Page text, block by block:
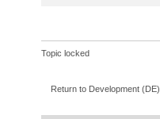
Topic locked
Return to Development (DE)